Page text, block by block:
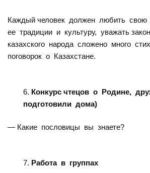
Каждый человек должен любить свою
ее традиции и культуру, уважать
казахского народа сложено много
поговорок о Казахстане.
Конкурс чтецов о Родине,
подготовили дома)
— Какие пословицы вы знаете?
Работа в группах